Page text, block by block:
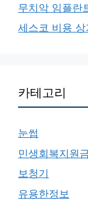
무치악 임플란
세스코 비용
카테고리
눈썹
민생회복지원
보청기
유용한정보